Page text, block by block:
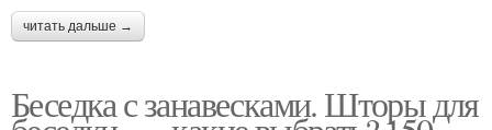
читать дальше →
Беседка с занавесками. Шторы для